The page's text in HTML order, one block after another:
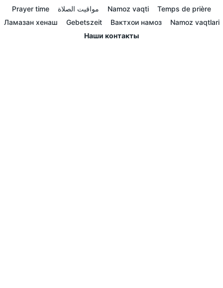
Prayer time مواقيت الصلاة Namoz vaqti
Temps de prière
Ламазан хенаш
Gebetszeit Вактхои намоз
Namoz vaqtlari
Наши контакты